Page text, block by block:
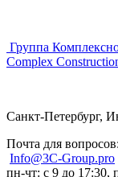
Группа
Complex
Санкт-Петербург,
Почта для вопросов:
Info@3C-Group.pro
пн-чт: с 9 до 17:30,